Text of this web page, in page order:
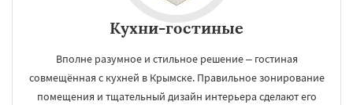
Кухни-гостиные
Вполне разумное и стильное решение – гостиная
совмещённая с кухней в Крымске. Правильное зонирование
помещения и тщательный дизайн интерьера сделают его